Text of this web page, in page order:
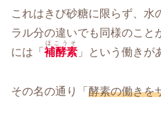
これはきび砂糖に限らず、水
ラル分の違いでも同様のこと
には「 補酵素
ほこうそ
」という働きが
その名の通り「 酵素の働きを